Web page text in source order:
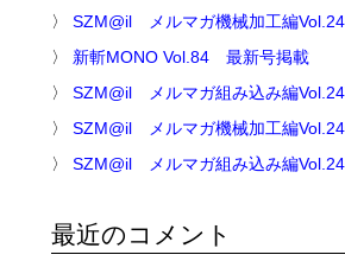
SZM@il メルマガ機械加工編
新斬MONO Vol.84 最新号掲載
SZM@il メルマガ組み込み編
SZM@il メルマガ機械加工編
SZM@il メルマガ組み込み編
最近のコメント